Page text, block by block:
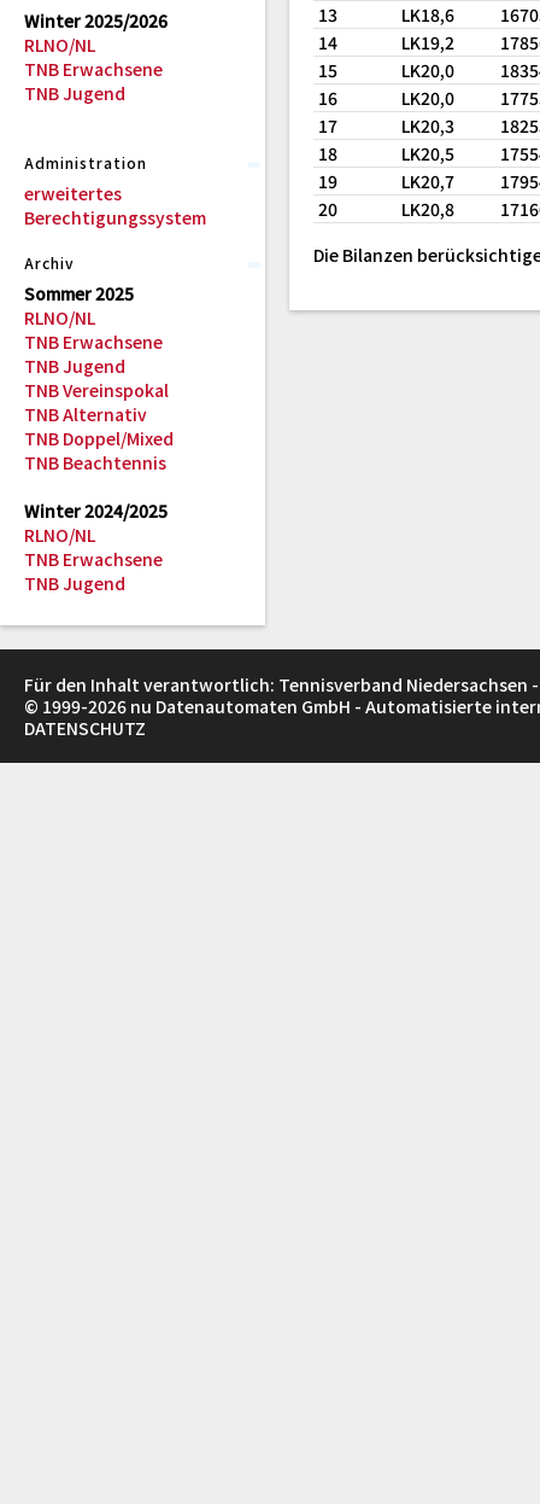
Winter 2025/2026
RLNO/NL
TNB Erwachsene
TNB Jugend
Administration
erweitertes
Berechtigungssystem
Archiv
Sommer 2025
RLNO/NL
TNB Erwachsene
TNB Jugend
TNB Vereinspokal
TNB Alternativ
TNB Doppel/Mixed
TNB Beachtennis
Winter 2024/2025
RLNO/NL
TNB Erwachsene
TNB Jugend
13
LK18,6
14
LK19,2
15
LK20,0
16
LK20,0
17
LK20,3
18
LK20,5
19
LK20,7
20
LK20,8
Die Bilanzen
Für den Inhalt verantwortlich: Tennisverband Niedersachsen -
© 1999-2026 nu Datenautomaten GmbH - Automatisierte
DATENSCHUTZ